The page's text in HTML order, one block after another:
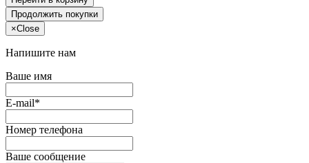
Продолжить покупки
×Close
Напишите нам
Ваше имя
E-mail*
Номер телефона
Ваше сообщение